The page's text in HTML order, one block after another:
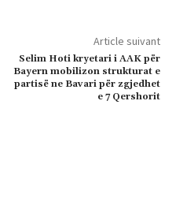
Article suivant
Selim Hoti kryetari i AAK për
Bayern mobilizon strukturat e
partisë ne Bavari për zgjedhet
e 7 Qershorit